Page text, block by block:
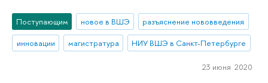
Поступающим новое в ВШЭ
разъяснение нововведения
инновации
магистратура НИУ ВШЭ в Санкт-Петербурге
23 июня 2020